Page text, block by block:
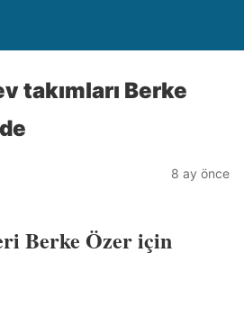
takımları Berke
8 ay önce
Berke Özer için